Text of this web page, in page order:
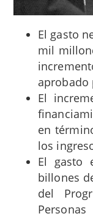
El gasto
mil
aprobado
El
en
los
El gasto
billones
del